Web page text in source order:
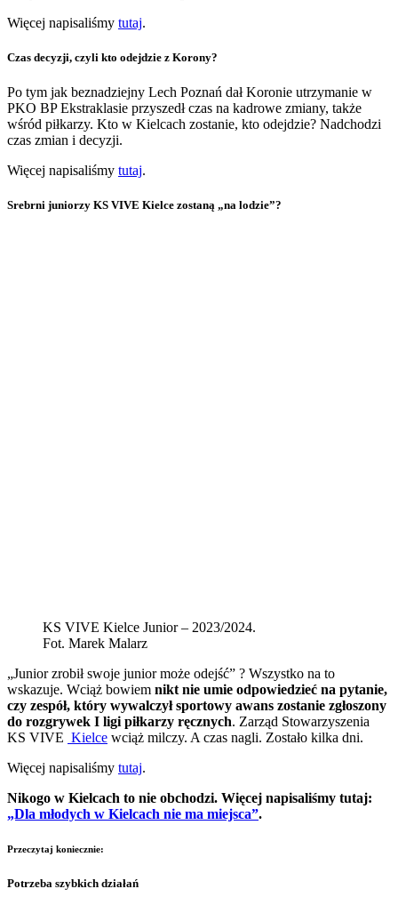
Więcej napisaliśmy tutaj.
Czas decyzji, czyli kto odejdzie z Korony?
Po tym jak beznadziejny Lech Poznań dał Koronie utrzymanie w
PKO BP Ekstraklasie przyszedł czas na kadrowe zmiany, także
wśród piłkarzy. Kto w Kielcach zostanie, kto odejdzie? Nadchodzi
czas zmian i decyzji.
Więcej napisaliśmy tutaj.
Srebrni juniorzy KS VIVE Kielce zostaną „na lodzie”?
KS VIVE Kielce Junior – 2023/2024.
Fot. Marek Malarz
„Junior zrobił swoje junior może odejść” ? Wszystko na to
wskazuje. Wciąż bowiem nikt nie umie odpowiedzieć na pytanie,
czy zespół, który wywalczył sportowy awans zostanie zgłoszony
do rozgrywek I ligi piłkarzy ręcznych. Zarząd Stowarzyszenia
KS VIVE Kielce wciąż milczy. A czas nagli. Zostało kilka dni.
Więcej napisaliśmy tutaj.
Nikogo w Kielcach to nie obchodzi. Więcej napisaliśmy tutaj:
„Dla młodych w Kielcach nie ma miejsca”.
Przeczytaj koniecznie:
Potrzeba szybkich działań